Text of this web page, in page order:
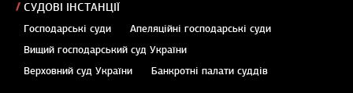
СУДОВІ ІНСТАНЦІЇ
Господарські суди
Апеляційні господарські суди
Вищий господарський суд України
Верховний суд України
Банкротні палати суддів